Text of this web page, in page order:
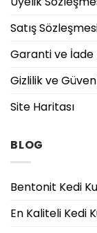
Satış
Garanti ve İade
Gizlilik ve
Site Haritası
BLOG
Bentonit Kedi
En Kaliteli Kedi